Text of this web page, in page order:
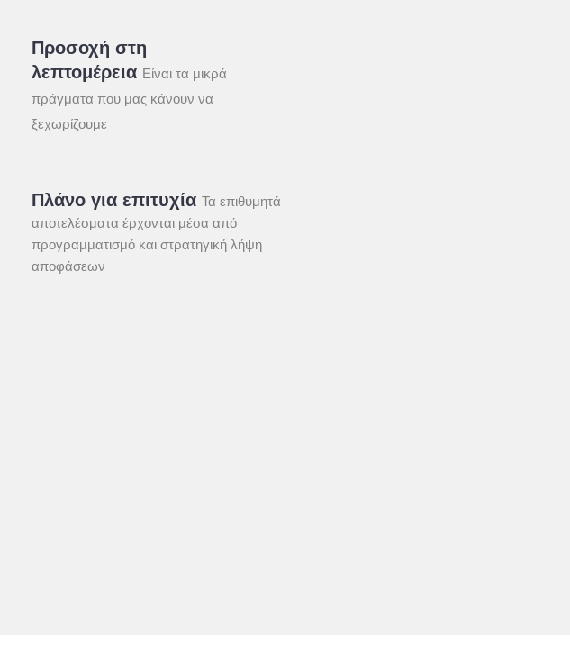
Προσοχή στη
λεπτομέρεια Είναι τα μικρά
πράγματα που μας κάνουν να
ξεχωρίζουμε
Πλάνο για επιτυχία Τα επιθυμητά
αποτελέσματα έρχονται μέσα από
προγραμματισμό και στρατηγική λήψη
αποφάσεων